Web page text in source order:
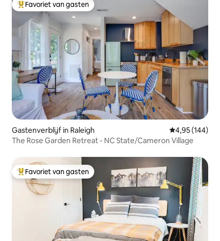
Topfavoriet van gasten
Favoriet van gasten
Gastenverblijf in Raleigh Gemiddelde
4,95 (144)
The Rose Garden Retreat - NC State/Cameron Village
Topfavoriet van gasten
Favoriet van gasten